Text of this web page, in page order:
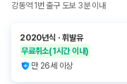
강동역 1번 출구 도보 3분 이내
2020년식 ㆍ휘발유
무료취소(1시간 이내)
만 26세 이상